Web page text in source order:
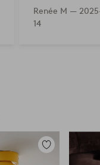
helppo tehdä.
Renée M —
14
Lisää
suosikkeihin